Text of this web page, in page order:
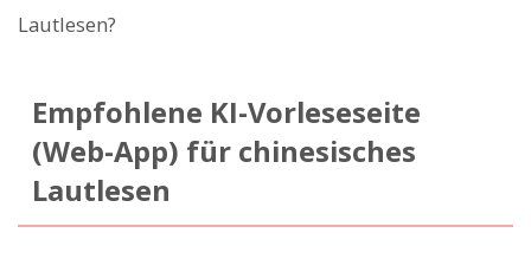
Lautlesen?
Empfohlene KI-Vorleseseite
(Web-App) für chinesisches
Lautlesen